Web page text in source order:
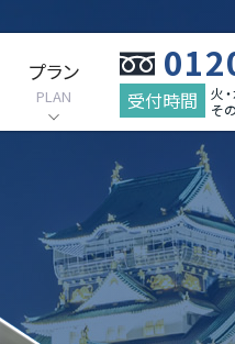
プラン
PLAN 受付時間
火
そ